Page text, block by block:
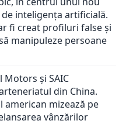
inteligența artificială.
fi creat profiluri false și
manipuleze persoane
Motors și SAIC
din China.
american mizează pe
vânzărilor